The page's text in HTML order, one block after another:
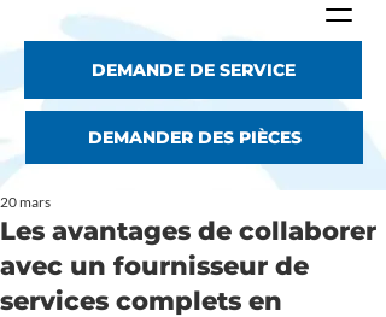
DEMANDE DE SERVICE
DEMANDER DES PIÈCES
Les avantages de collaborer
avec un fournisseur de
services complets en
20 mars